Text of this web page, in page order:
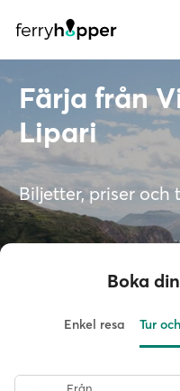
Färja från
Lipari
Biljetter, priser och
Boka
Enkel resa Tur